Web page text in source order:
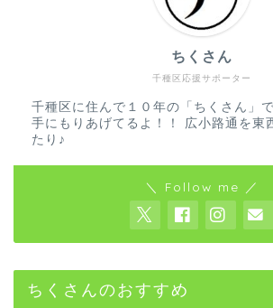
千種区応援サポーター
ちくさん
千種区に住んで１０年の「ちくさん」
手にもりあげてるよ！！ 広小路通を東
たり♪
＼ Follow me ／
ちくさんのおすすめ